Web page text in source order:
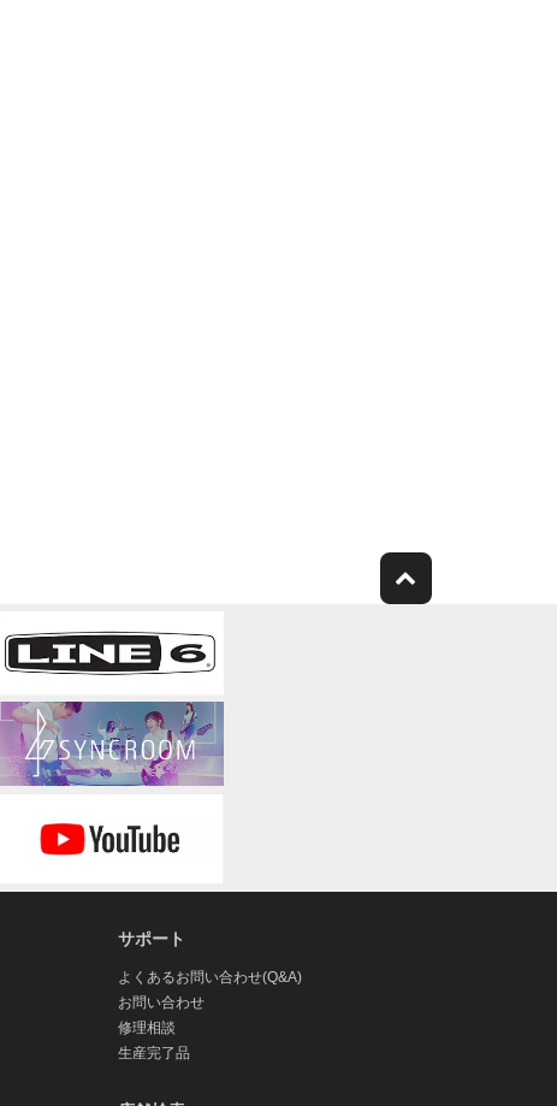
サポート
よくあるお問い合わせ(Q&A)
お問い合わせ
修理相談
生産完了品